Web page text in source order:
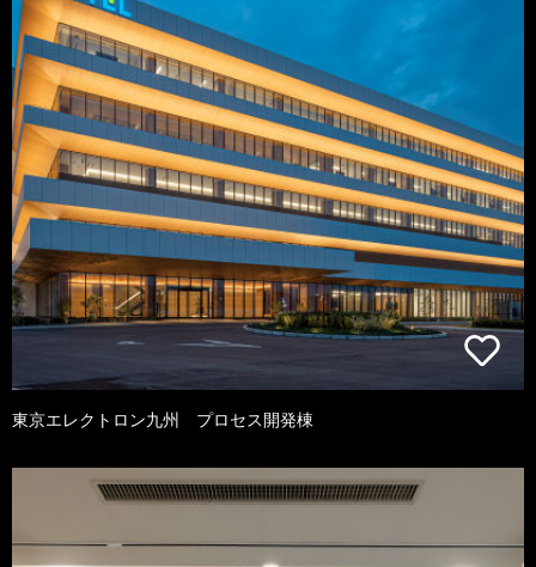
東京エレクトロン九州 プロセス開発棟